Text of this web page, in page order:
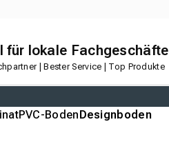
für lokale Fachgeschäfte
| Bester Service | Top Produkte
PVC-Boden Designboden